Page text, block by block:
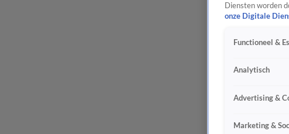
Diensten worden
onze Digitale
Functioneel &
Analytisch
Advertising &
Marketing &